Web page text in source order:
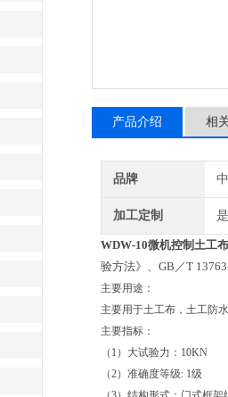
产品介绍 相
品牌
加工定制 是
WDW-10微机控制 土工
验方法》、GB／T
主要用途：
主要用于土工布，土工防
主要指标：
（1）大试验力：10KN
（2）准确度等级: 1级